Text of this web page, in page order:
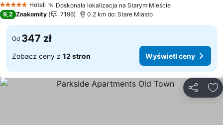
5 KategoriaHotel Doskonała lokalizacja na Starym Mieście
9,2 Znakomity 7196 0.2 km do: Stare Miasto
Od 347 zł
Zobacz ceny z 12 stron Wyświetl ceny